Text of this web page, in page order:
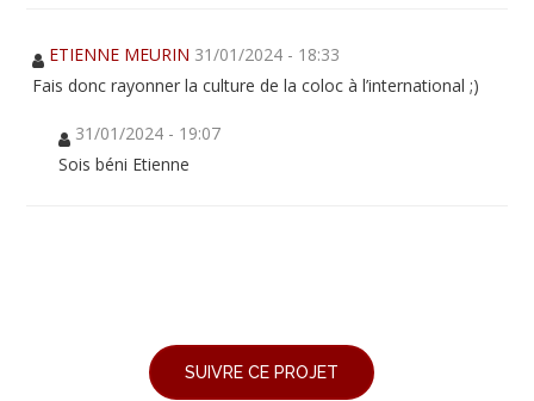
ETIENNE MEURIN 31/01/2024 - 18:33
Fais donc rayonner la culture de la coloc à l’international ;)
31/01/2024 - 19:07
Sois béni Etienne